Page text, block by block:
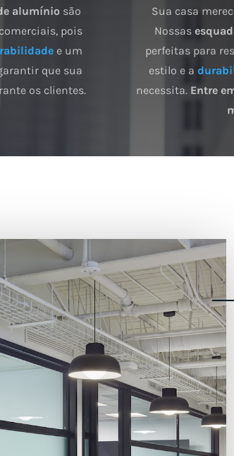
alumíniosão
pois
e um
que sua
os clientes.
Sua casa
Nossas
perfeitas para
estilo e a
necessita. Entre